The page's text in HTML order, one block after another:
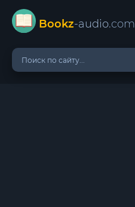
Bookz-audio.com